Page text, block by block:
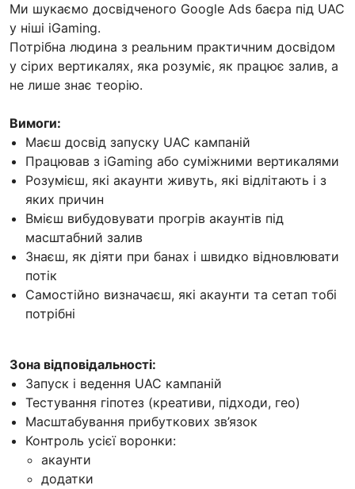
Ми шукаємо досвідченого Google Ads баєра під UAC
у ніші iGaming.
Потрібна людина з реальним практичним досвідом
у сірих вертикалях, яка розуміє, як працює залив, а
не лише знає теорію.
Вимоги:
Маєш досвід запуску UAC кампаній
Працював з iGaming або суміжними вертикалями
Розумієш, які акаунти живуть, які відлітають і з
яких причин
Вмієш вибудовувати прогрів акаунтів під
масштабний залив
Знаєш, як діяти при банах і швидко відновлювати
потік
Самостійно визначаєш, які акаунти та сетап тобі
потрібні
Зона відповідальності:
Запуск і ведення UAC кампаній
Тестування гіпотез (креативи, підходи, гео)
Масштабування прибуткових зв’язок
Контроль усієї воронки:
акаунти
додатки